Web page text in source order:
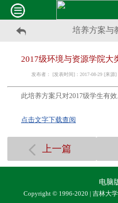
培养方案与
2017级环境与资源学院大
发布者： [发表时间]：2017-08-29 [来源]
此培养方案只对2017级学生有效
点击文字下载查阅
上一篇
电脑
Copyright © 1996-2020 | 吉林大